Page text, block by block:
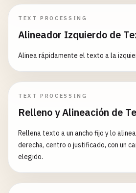
TEXT PROCESSING
Alineador Izquierdo de
Alinea rápidamente el texto a la
TEXT PROCESSING
Relleno y Alineación de
Rellena texto a un ancho fijo y lo
derecha, centro o justificado, con un
elegido.